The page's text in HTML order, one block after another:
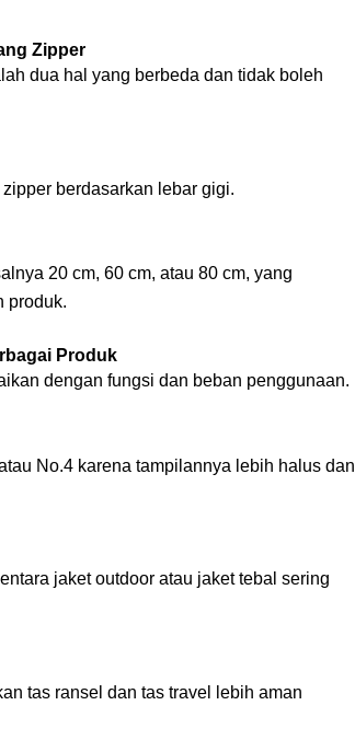
Zipper
dua hal yang berbeda dan tidak boleh
berdasarkan lebar gigi.
20 cm, 60 cm, atau 80 cm, yang
produk.
Produk
dengan fungsi dan beban penggunaan.
No.4 karena tampilannya lebih halus dan
jaket outdoor atau jaket tebal sering
tas ransel dan tas travel lebih aman